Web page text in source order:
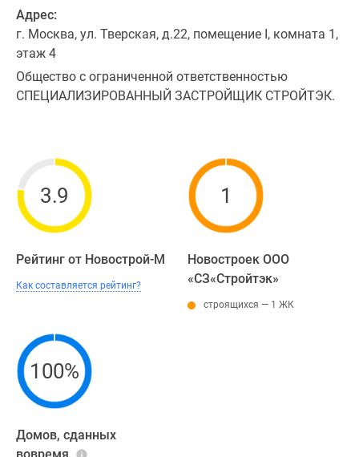
Адрес:
г. Москва, ул. Тверская, д.22, помещение I, комната 1,
этаж 4
Общество с ограниченной ответственностью
СПЕЦИАЛИЗИРОВАННЫЙ ЗАСТРОЙЩИК СТРОЙТЭК.
3.9
Рейтинг от Новострой-М
Как составляется рейтинг?
1
Новостроек ООО
«СЗ«Стройтэк»
строящихся — 1 ЖК
100%
Домов, сданных